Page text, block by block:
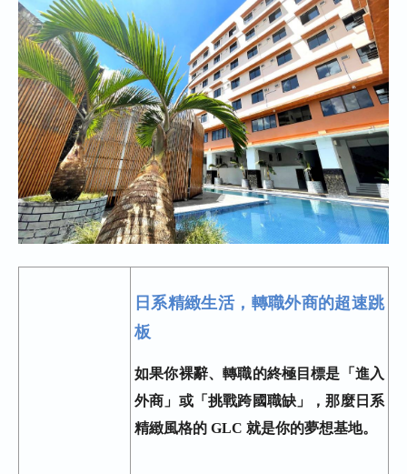
日系精緻生活，轉職外商的超速跳
板
如果你裸辭、轉職的終極目標是「進入
外商」或「挑戰跨國職缺」，那麼日系
精緻風格的 GLC 就是你的夢想基地。